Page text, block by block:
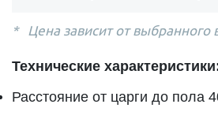
Цена зависит от выбранного
Технические
Расстояние от царги до пола